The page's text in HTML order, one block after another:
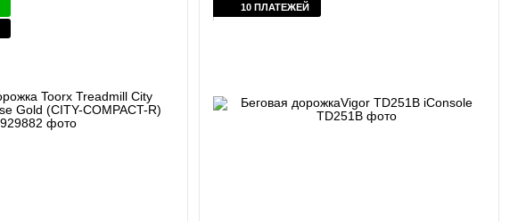
10 ПЛАТЕЖЕЙ